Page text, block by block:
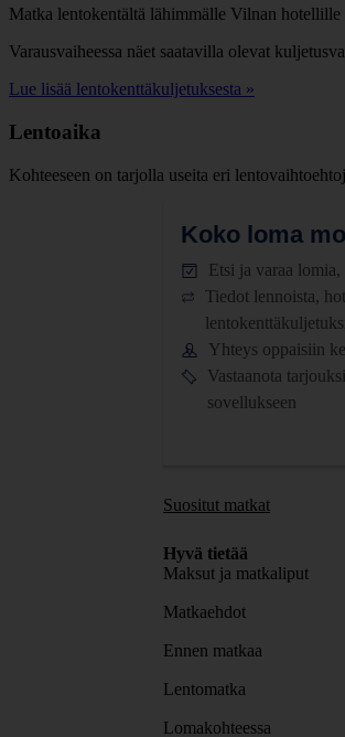
Matka lentokentältä lähimmälle Vilnan
Varausvaiheessa näet saatavilla olevat
Lue lisää lentokenttäkuljetuksesta »
Lentoaika
Kohteeseen on tarjolla useita eri
Koko loma
Etsi ja varaa
Tiedot lennoista,
Yhteys oppaisiin
Vastaanota
sovellukseen
Suositut matkat
Hyvä tietää
Maksut ja matkaliput
Matkaehdot
Ennen matkaa
Lentomatka
Lomakohteessa